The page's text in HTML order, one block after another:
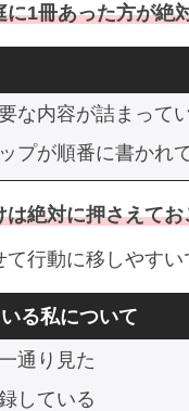
に1冊あった方が絶
な内容が詰まって
プが順番に書かれ
は絶対に押さえてお
行動に移しやすい
る私について
通り見た
している